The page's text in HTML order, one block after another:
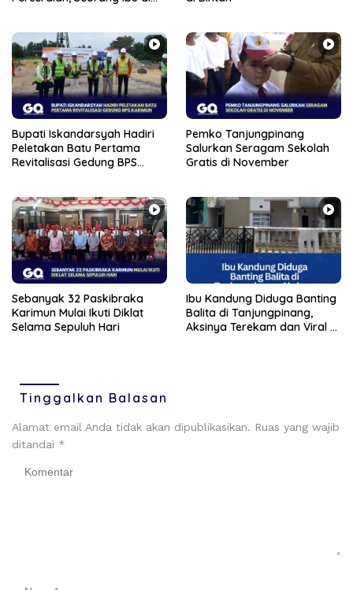
Bupati Iskandarsyah Hadiri
Peletakan Batu Pertama
Revitalisasi Gedung BPS
Pemko Tanjungpinang
Salurkan Seragam Sekolah
Gratis di November
Sebanyak 32 Paskibraka
Karimun Mulai Ikuti Diklat
Selama Sepuluh Hari
Ibu Kandung Diduga Banting
Balita di Tanjungpinang,
Aksinya Terekam dan Viral di
Tinggalkan Balasan
Alamat email Anda tidak akan dipublikasikan. Ruas yang wajib
ditandai *